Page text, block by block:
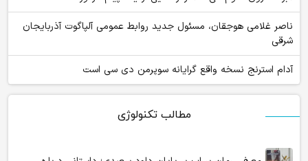
مطالب تکنولوژی
ناصر غلامی هوجقان، مسئول جدید روابط عمومی آلپاگوت آذربایجان
شرقی
آدام استرنج نسخه واقع گرایانه سوپرمن دی سی است